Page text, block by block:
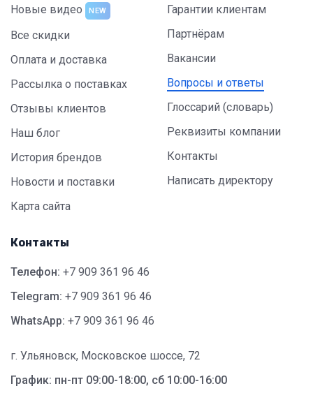
Новые видео
NEW
Все скидки
Оплата и доставка
Рассылка о поставках
Отзывы клиентов
Наш блог
История брендов
Новости и поставки
Карта сайта
Гарантии клиентам
Партнёрам
Вакансии
Вопросы и ответы
Глоссарий (словарь)
Реквизиты компании
Контакты
Написать директору
Контакты
Телефон: +7 909 361 96 46
Telegram: +7 909 361 96 46
WhatsApp: +7 909 361 96 46
г. Ульяновск, Московское шоссе, 72
График: пн-пт 09:00-18:00, сб 10:00-16:00